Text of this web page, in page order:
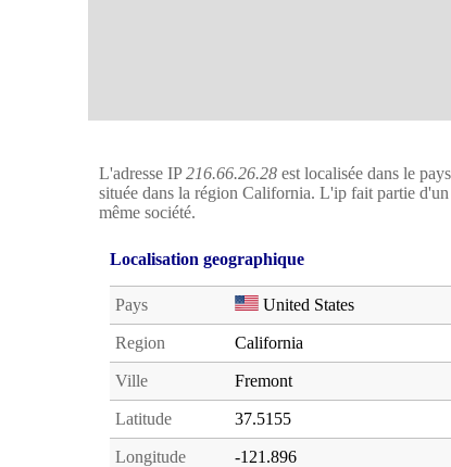
L'adresse IP216.66.26.28 est localisée dans le pays
située dans la région California. L'ip fait partie
même société.
Localisation geographique
Pays United States
Region California
Ville Fremont
Latitude 37.5155
Longitude -121.896